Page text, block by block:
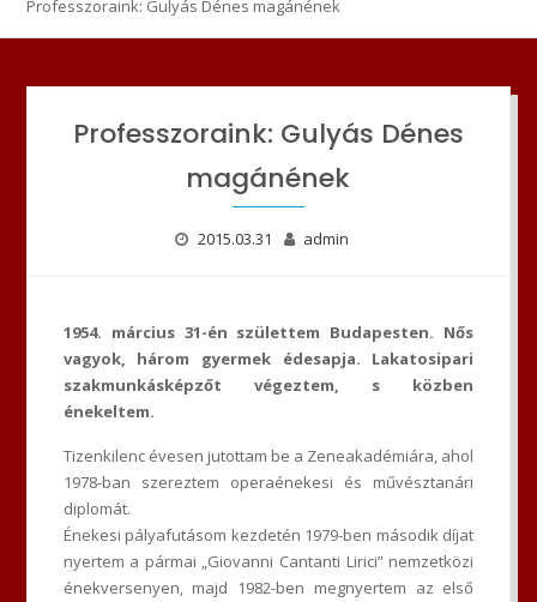
Professzoraink: Gulyás Dénes magánének
Professzoraink: Gulyás Dénes
magánének
2015.03.31 admin
1954. március 31-én születtem Budapesten. Nős
vagyok, három gyermek édesapja. Lakatosipari
szakmunkásképzőt végeztem, s közben
énekeltem.
Tizenkilenc évesen jutottam be a Zeneakadémiára, ahol
1978-ban szereztem operaénekesi és művésztanári
diplomát.
Énekesi pályafutásom kezdetén 1979-ben második díjat
nyertem a pármai „Giovanni Cantanti Lirici” nemzetközi
énekversenyen, majd 1982-ben megnyertem az első